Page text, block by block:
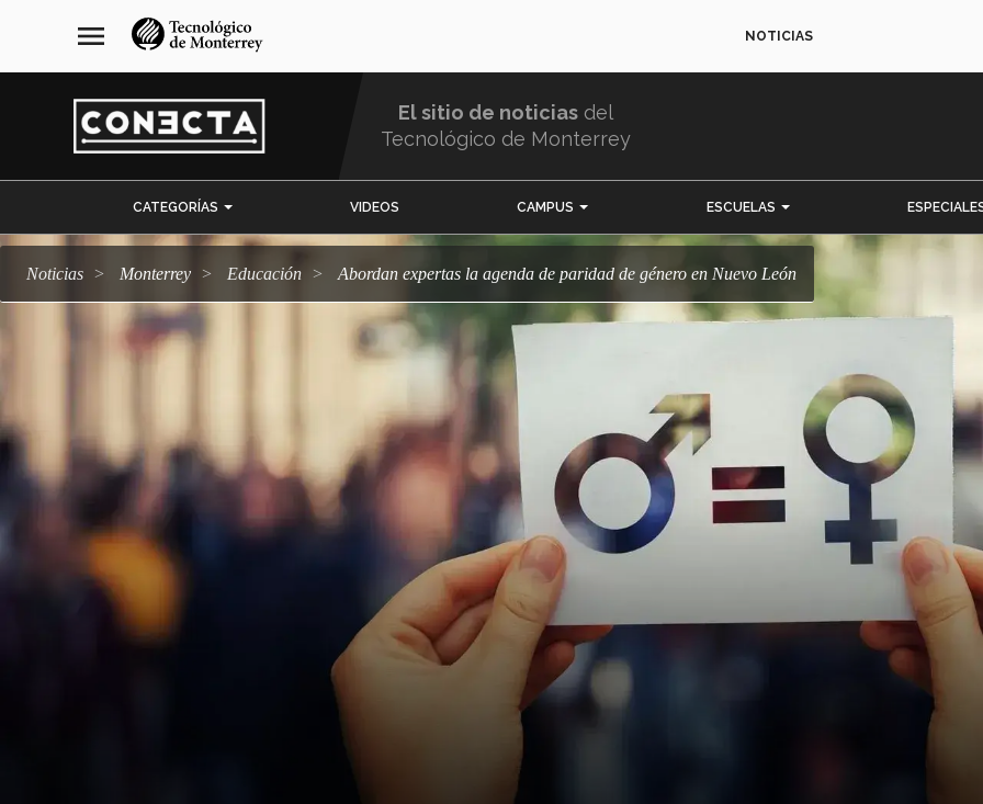
navegación
principal
menu NOTICIAS
El sitio de noticias del
Tecnológico de Monterrey
CATEGORÍAS VIDEOS CAMPUS ESCUELAS
Noticias Monterrey Educación Abordan expertas la agenda de paridad de género en Nuevo León